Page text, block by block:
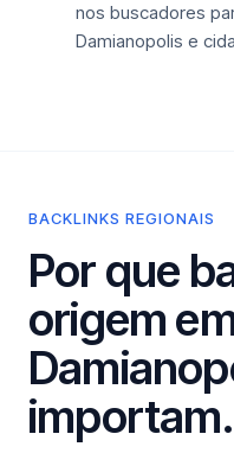
nos buscadores
Damianopolis e
BACKLINKS REGIONAIS
Por que
origem
importam.